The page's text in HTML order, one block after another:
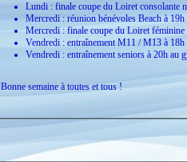
Lundi : finale coupe du Loiret consolante
Mercredi : réunion bénévoles Beach à 19h
Mercredi : finale coupe du Loiret féminine
Vendredi : entraînement M11 / M13 à 18h
Vendredi : entraînement seniors à 20h au
Bonne semaine à toutes et tous !